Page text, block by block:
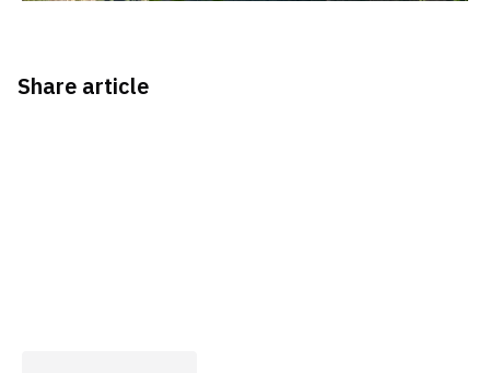
Share article